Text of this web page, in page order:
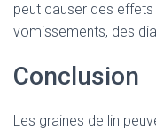
peut causer des
vomissements, des
Conclusion
Les graines de lin